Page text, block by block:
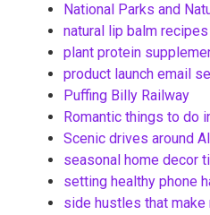
National Parks and
natural lip balm recipes
plant protein
product launch email
Puffing Billy Railway
Romantic things to do
Scenic drives around
seasonal home decor
setting healthy phone
side hustles that make